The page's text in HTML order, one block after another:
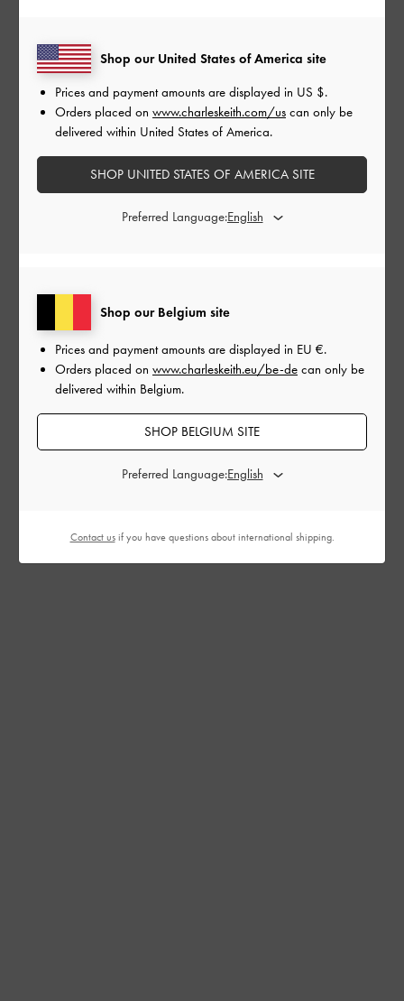
Shop our Belgium site
Prices and payment amounts are displayed in EU €.
Orders placed on www.charleskeith.eu/be-de can only be
delivered within Belgium.
SHOP BELGIUM SITE
Preferred Language:
Shop our United States of America site
Prices and payment amounts are displayed in US $.
Orders placed on www.charleskeith.com/us can only be
delivered within United States of America.
SHOP UNITED STATES OF AMERICA SITE
Preferred Language:
Contact usif you have questions about international shipping.